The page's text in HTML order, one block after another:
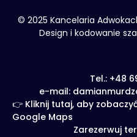
© 2025 Kancelaria
Design i kodowanie
Tel.: +48
e-mail:
👉 Kliknij tutaj, aby
Google Maps
Zarezerwuj